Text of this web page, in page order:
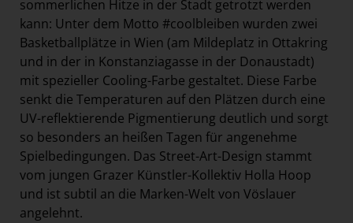
sommerlichen Hitze in der Stadt getrotzt werden
kann: Unter dem Motto #coolbleiben wurden zwei
Basketballplätze in Wien (am Mildeplatz in Ottakring
und in der in Konstanziagasse in der Donaustadt)
mit spezieller Cooling-Farbe gestaltet. Diese Farbe
senkt die Temperaturen auf den Plätzen durch eine
UV-reflektierende Pigmentierung deutlich und sorgt
so besonders an heißen Tagen für angenehme
Spielbedingungen. Das Street-Art-Design stammt
vom jungen Grazer Künstler-Kollektiv Holla Hoop
und ist subtil an die Marken-Welt von Vöslauer
angelehnt.